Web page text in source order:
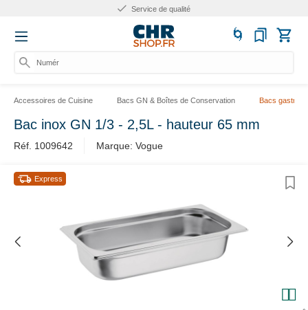
Service de qualité
Numéro
Accessoires de Cuisine Bacs GN & Boîtes de Conservation Bacs
Bac inox GN 1/3 - 2,5L - hauteur 65 mm
Réf. 1009642 Marque: Vogue
Express